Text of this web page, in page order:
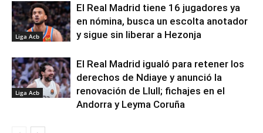
Liga Acb
El Real Madrid tiene 16 jugadores ya
en nómina, busca un escolta anotador
y sigue sin liberar a Hezonja
Liga Acb
El Real Madrid igualó para retener los
derechos de Ndiaye y anunció la
renovación de Llull; fichajes en el
Andorra y Leyma Coruña